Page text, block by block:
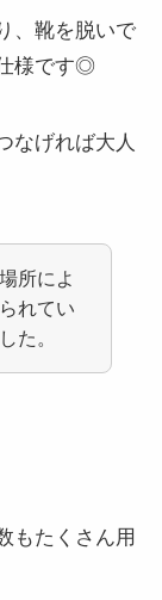
、靴を脱いで
様です◎
なげれば大人
所によ
れてい
た。
もたくさん用